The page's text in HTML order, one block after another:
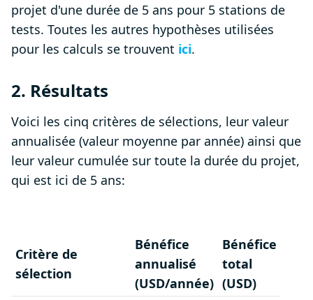
projet d'une durée de 5 ans pour 5 stations de
tests. Toutes les autres hypothèses utilisées
pour les calculs se trouvent ici.
2. Résultats
Voici les cinq critères de sélections, leur valeur
annualisée (valeur moyenne par année) ainsi que
leur valeur cumulée sur toute la durée du projet,
qui est ici de 5 ans:
Critère de
sélection
Bénéfice
annualisé
(USD/année)
Bénéfice
total
(USD)